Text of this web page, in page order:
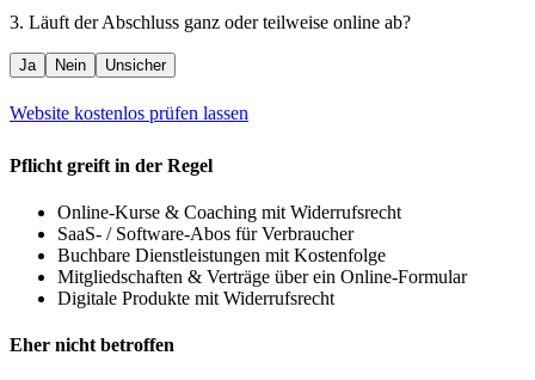
3. Läuft der Abschluss ganz oder teilweise online ab?
Ja Nein Unsicher
Website kostenlos prüfen lassen
Pflicht greift in der Regel
Online-Kurse & Coaching mit Widerrufsrecht
SaaS- / Software-Abos für Verbraucher
Buchbare Dienstleistungen mit Kostenfolge
Mitgliedschaften & Verträge über ein Online-Formular
Digitale Produkte mit Widerrufsrecht
Eher nicht betroffen